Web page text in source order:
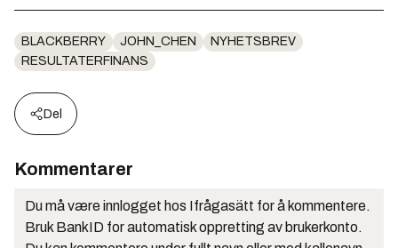
BLACKBERRY JOHN_CHEN
NYHETSBREV
RESULTATERFINANS
Del
Kommentarer
Du må være innlogget hos Ifrågasätt for å kommentere.
Bruk BankID for automatisk oppretting av brukerkonto.